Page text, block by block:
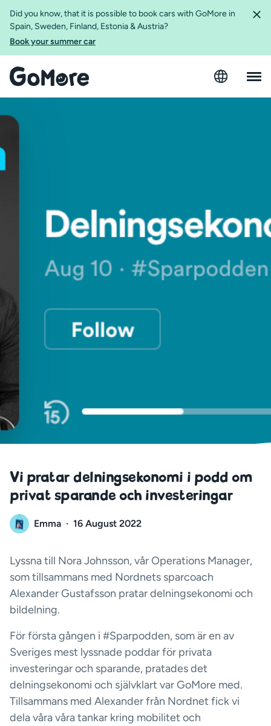
Did you know, that it is possible to book cars with GoMore in
Spain, Sweden, Finland, Estonia & Austria?
Book your summer car
Vi pratar delningsekonomi i podd om
privat sparande och investeringar
Emma · 16 August 2022
Lyssna till Nora Johnsson, vår Operations Manager,
som tillsammans med Nordnets sparcoach
Alexander Gustafsson pratar delningsekonomi och
bildelning.
För första gången i #Sparpodden, som är en av
Sveriges mest lyssnade poddar för privata
investeringar och sparande, pratades det
delningsekonomi och självklart var GoMore med.
Tillsammans med Alexander från Nordnet fick vi
dela våra våra tankar kring mobilitet och